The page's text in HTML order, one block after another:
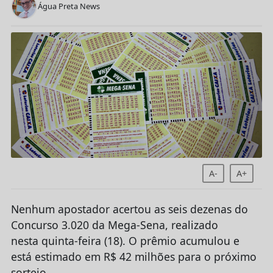
Água Preta News
A- A+
Nenhum apostador acertou as seis dezenas do
Concurso 3.020 da Mega-Sena, realizado
nesta quinta-feira (18). O prêmio acumulou e
está estimado em R$ 42 milhões para o próximo